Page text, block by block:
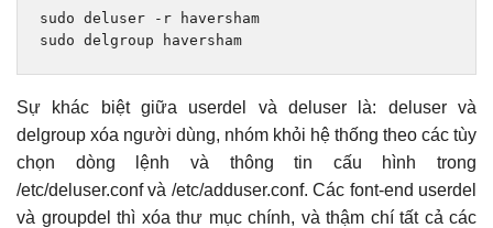
sudo deluser - r haversham
sudo delgroup haversham
Sự khác biệt giữa userdel và deluser là: deluser và
delgroup xóa người dùng, nhóm khỏi hệ thống theo các tùy
chọn dòng lệnh và thông tin cấu hình trong
/etc/deluser.conf và /etc/adduser.conf. Các font-end userdel
và groupdel thì xóa thư mục chính, và thậm chí tất cả các